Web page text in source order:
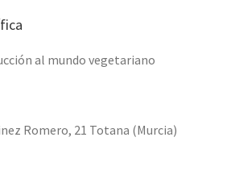
al mundo vegetariano
Romero, 21 Totana (Murcia)